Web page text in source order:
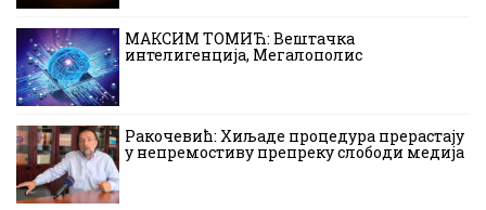
МАКСИМ ТОМИЋ: Вештачка
интелигенција, Мегалополис
Ракочевић: Хиљаде процедура прерастају
у непремостиву препреку слободи медија